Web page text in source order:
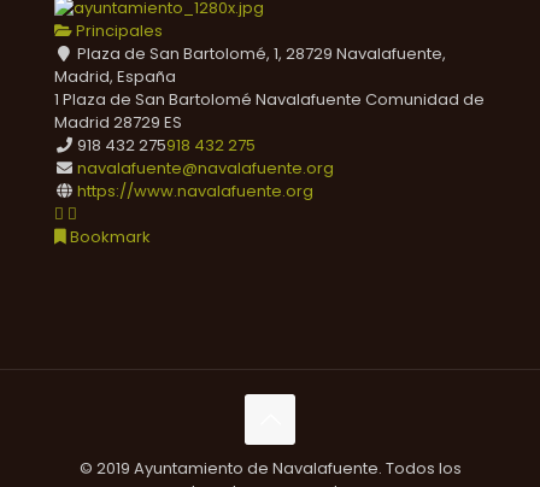
Principales
Plaza de San Bartolomé, 1, 28729 Navalafuente,
Madrid, España
1 Plaza de San Bartolomé Navalafuente Comunidad de
Madrid 28729 ES
918 432 275918 432 275
navalafuente@navalafuente.org
https://www.navalafuente.org
Bookmark
© 2019 Ayuntamiento de Navalafuente. Todos los